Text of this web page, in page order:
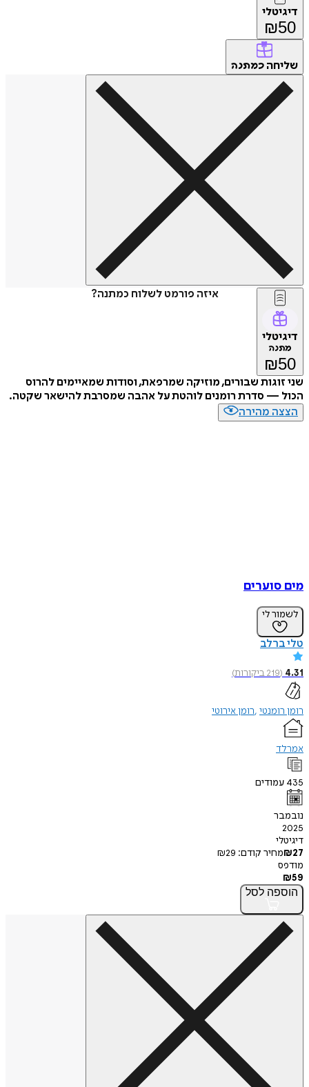
דיגיטלי
₪50
שליחה כמתנה
איזה פורמט לשלוח כמתנה?
דיגיטלי
מתנה
₪50
שני זוגות שבורים, מוזיקה שמרפאת, וסודות שמאיימים להרוס
הכול — סדרת רומנים לוהטת על אהבה שמסרבת להישאר שקטה.
הצצה מהירה
מים סוערים
לשמור לי
טלי ברלב
4.31
(
219ביקורות)
רומן רומנטי רומן אירוטי
אמרלד
435 עמודים
נובמבר
2025
דיגיטלי
₪27 מחיר קודם: ₪29
מודפס
₪59
הוספה לסל